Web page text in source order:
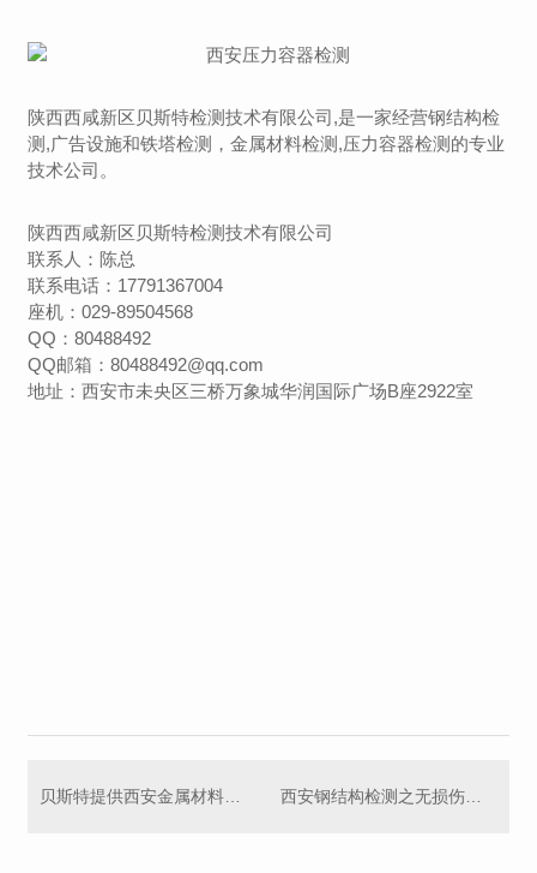
陕西西咸新区贝斯特检测技术有限公司,是一家经营钢结构检
测,广告设施和铁塔检测，金属材料检测,压力容器检测的专业
技术公司。
陕西西咸新区贝斯特检测技术有限公司
联系人：陈总
联系电话：17791367004
座机：029-89504568
QQ：80488492
QQ邮箱：80488492@qq.com
地址：西安市未央区三桥万象城华润国际广场B座2922室